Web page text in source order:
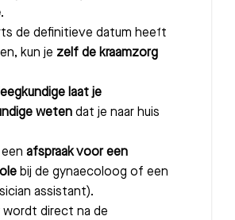
.
de definitieve datum heeft
kun je zelf de kraamzorg
laat je
weten dat je naar huis
afspraak voor een
bij de gynaecoloog of een
assistant).
wordt direct na de